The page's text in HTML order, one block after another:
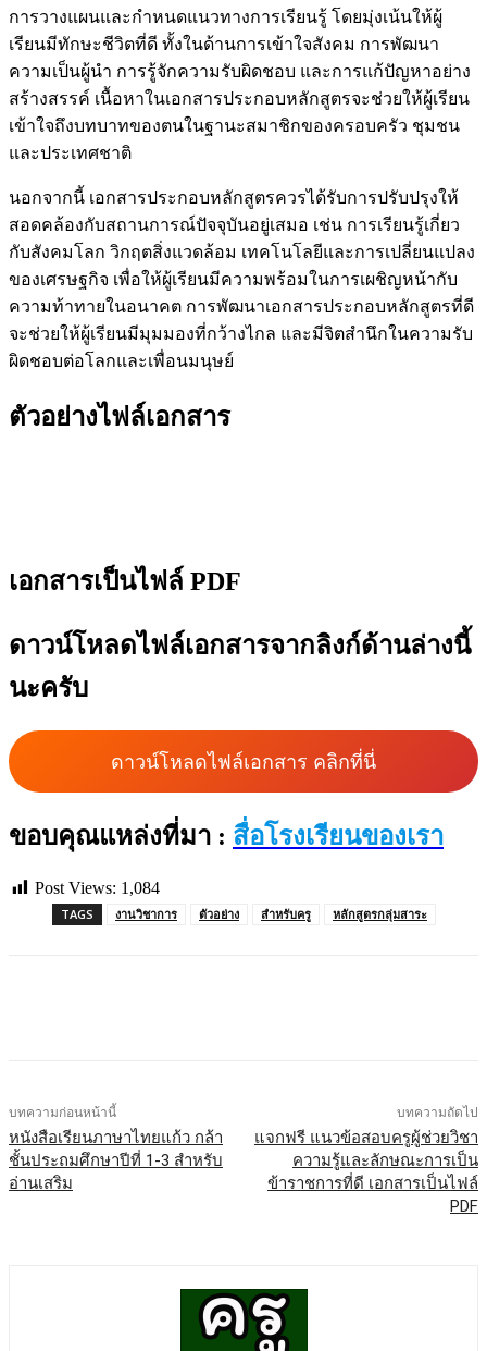
การวางแผนและกำหนดแนวทางการเรียนรู้ โดยมุ่งเน้นให้ผู้
เรียนมีทักษะชีวิตที่ดี ทั้งในด้านการเข้าใจสังคม การพัฒนา
ความเป็นผู้นำ การรู้จักความรับผิดชอบ และการแก้ปัญหาอย่าง
สร้างสรรค์ เนื้อหาในเอกสารประกอบหลักสูตรจะช่วยให้ผู้เรียน
เข้าใจถึงบทบาทของตนในฐานะสมาชิกของครอบครัว ชุมชน
และประเทศชาติ
นอกจากนี้ เอกสารประกอบหลักสูตรควรได้รับการปรับปรุงให้
สอดคล้องกับสถานการณ์ปัจจุบันอยู่เสมอ เช่น การเรียนรู้เกี่ยว
กับสังคมโลก วิกฤตสิ่งแวดล้อม เทคโนโลยีและการเปลี่ยนแปลง
ของเศรษฐกิจ เพื่อให้ผู้เรียนมีความพร้อมในการเผชิญหน้ากับ
ความท้าทายในอนาคต การพัฒนาเอกสารประกอบหลักสูตรที่ดี
จะช่วยให้ผู้เรียนมีมุมมองที่กว้างไกล และมีจิตสำนึกในความรับ
ผิดชอบต่อโลกและเพื่อนมนุษย์
ตัวอย่างไฟล์เอกสาร
เอกสารเป็นไฟล์ PDF
ดาวน์โหลดไฟล์เอกสารจากลิงก์ด้านล่างนี้
นะครับ
ดาวน์โหลดไฟล์เอกสาร คลิกที่นี่
ขอบคุณแหล่งที่มา : สื่อโรงเรียนของเรา
Post Views: 1,084
TAGS งานวิชาการ ตัวอย่าง สำหรับครู หลักสูตรกลุ่มสาระ
บทความก่อนหน้านี้
หนังสือเรียนภาษาไทยแก้ว กล้า
ชั้นประถมศึกษาปีที่ 1-3 สำหรับ
อ่านเสริม
บทความถัดไป
แจกฟรี แนวข้อสอบครูผู้ช่วยวิชา
ความรู้และลักษณะการเป็น
ข้าราชการที่ดี เอกสารเป็นไฟล์
PDF